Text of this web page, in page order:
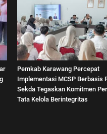
Pemkab Karawang Percepat
Implementasi MCSP Berbasis
Sekda Tegaskan Komitmen
Tata Kelola Berintegritas